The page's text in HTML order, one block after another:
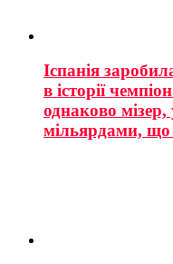
Іспанія
в історії
однаково
мільярдами,